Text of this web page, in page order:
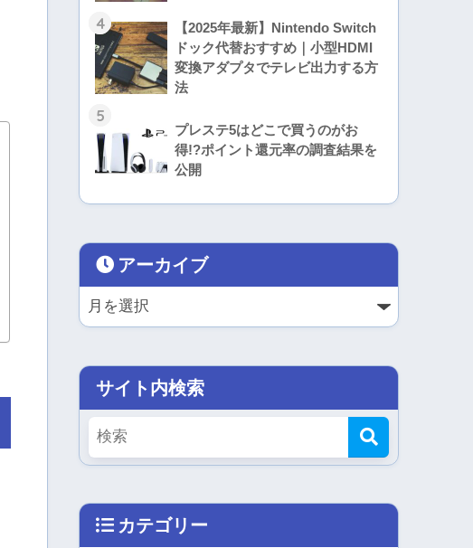
4
【2025年最新】Nintendo Switch
ドック代替おすすめ｜小型HDMI
変換アダプタでテレビ出力する方
法
5
プレステ5はどこで買うのがお
得!?ポイント還元率の調査結果を
公開
アーカイブ
サイト内検索
カテゴリー